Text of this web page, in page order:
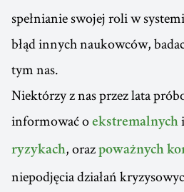
spełnianie swojej roli w
błąd innych naukowców,
tym nas.
Niektórzy z nas przez lata
informować o ekstremalnych i
ryzykach, oraz poważnych
niepodjęcia działań